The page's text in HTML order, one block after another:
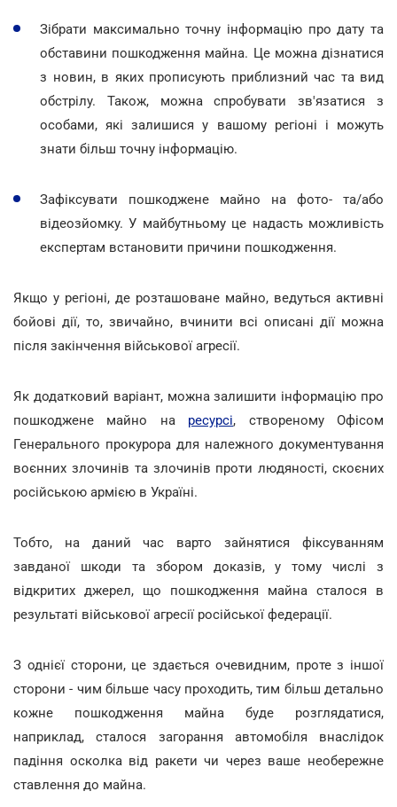
Зібрати максимально точну інформацію про дату та
обставини пошкодження майна. Це можна дізнатися
з новин, в яких прописують приблизний час та вид
обстрілу. Також, можна спробувати зв'язатися з
особами, які залишися у вашому регіоні і можуть
знати більш точну інформацію.
Зафіксувати пошкоджене майно на фото- та/або
відеозйомку. У майбутньому це надасть можливість
експертам встановити причини пошкодження.
Якщо у регіоні, де розташоване майно, ведуться активні
бойові дії, то, звичайно, вчинити всі описані дії можна
після закінчення військової агресії.
Як додатковий варіант, можна залишити інформацію про
пошкоджене майно на ресурсі, створеному Офісом
Генерального прокурора для належного документування
воєнних злочинів та злочинів проти людяності, скоєних
російською армією в Україні.
Тобто, на даний час варто зайнятися фіксуванням
завданої шкоди та збором доказів, у тому числі з
відкритих джерел, що пошкодження майна сталося в
результаті військової агресії російської федерації.
З однієї сторони, це здається очевидним, проте з іншої
сторони - чим більше часу проходить, тим більш детально
кожне пошкодження майна буде розглядатися,
наприклад, сталося загорання автомобіля внаслідок
падіння осколка від ракети чи через ваше необережне
ставлення до майна.